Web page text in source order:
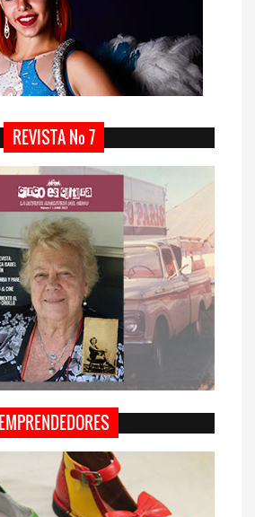
REVISTA Nº 7
EMPRENDEDORES